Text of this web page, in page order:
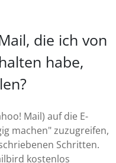
die ich von
habe,
Mail) auf die E-
machen" zuzugreifen,
Schritten.
kostenlos